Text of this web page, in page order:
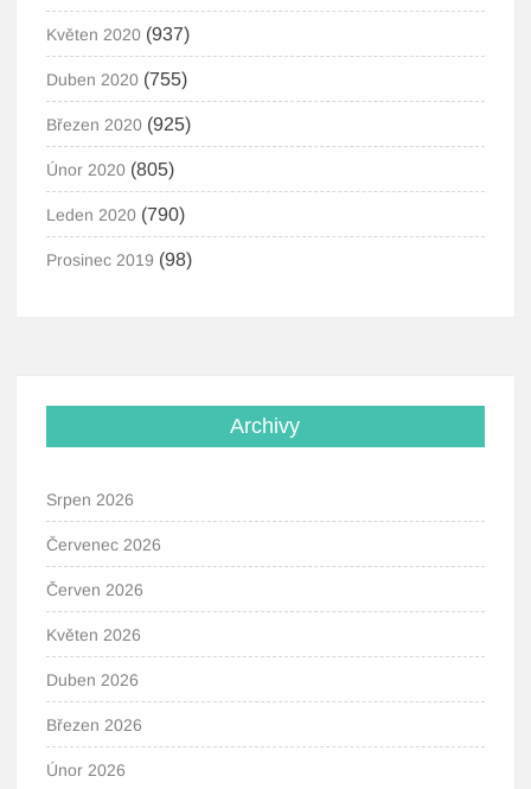
Květen 2020 (937)
Duben 2020 (755)
Březen 2020 (925)
Únor 2020 (805)
Leden 2020 (790)
Prosinec 2019 (98)
Archivy
Srpen 2026
Červenec 2026
Červen 2026
Květen 2026
Duben 2026
Březen 2026
Únor 2026